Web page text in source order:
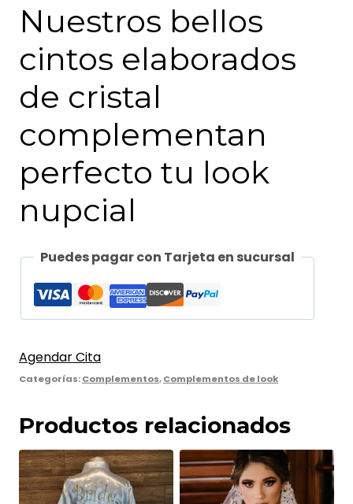
Nuestros bellos
cintos elaborados
de cristal
complementan
perfecto tu look
nupcial
Puedes pagar con Tarjeta en sucursal
Agendar Cita
Categorías:Complementos,Complementos de look
Productos relacionados